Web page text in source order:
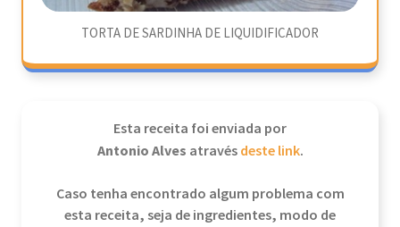
TORTA DE SARDINHA DE LIQUIDIFICADOR
Esta receita foi enviada por
Antonio Alves atravésdeste link.
Caso tenha encontrado algum problema com
esta receita, seja de ingredientes, modo de